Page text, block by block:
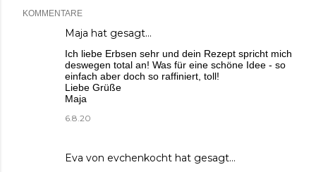
KOMMENTARE
Maja hat gesagt…
Ich liebe Erbsen sehr und dein Rezept spricht mich
deswegen total an! Was für eine schöne Idee - so
einfach aber doch so raffiniert, toll!
Liebe Grüße
Maja
6.8.20
Eva von evchenkocht hat gesagt…